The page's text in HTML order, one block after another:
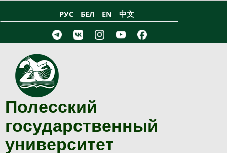
РУС БЕЛ EN 中文
Полесский
государственный
университет